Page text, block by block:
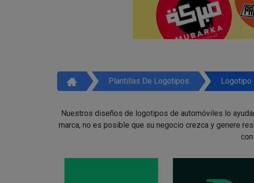
Plantillas De Logotipos Logotipo
Nuestros diseños de logotipos de automóviles lo
marca, no es posible que su negocio crezca y genere